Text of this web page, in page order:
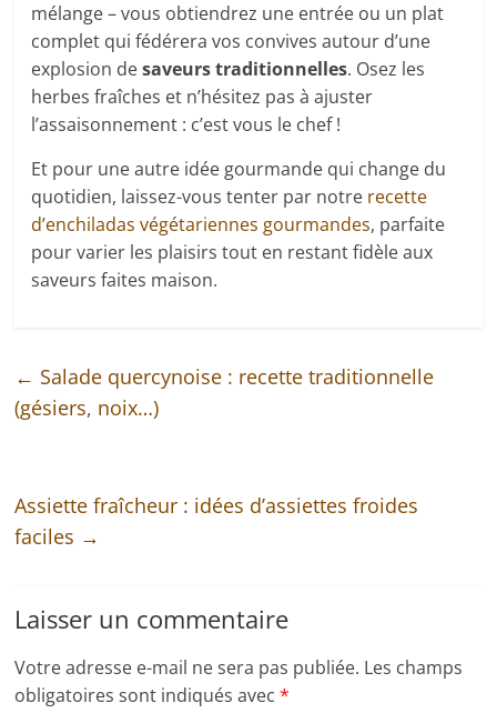
mélange – vous obtiendrez une entrée ou un plat
complet qui fédérera vos convives autour d’une
explosion desaveurs traditionnelles. Osez les
herbes fraîches et n’hésitez pas à ajuster
l’assaisonnement : c’est vous le chef !
Et pour une autre idée gourmande qui change du
quotidien, laissez-vous tenter par notre recette
d’enchiladas végétariennes gourmandes, parfaite
pour varier les plaisirs tout en restant fidèle aux
saveurs faites maison.
← Salade quercynoise : recette traditionnelle
(gésiers, noix…)
Assiette fraîcheur : idées d’assiettes froides
faciles →
Laisser un commentaire
Votre adresse e-mail ne sera pas publiée. Les champs
obligatoires sont indiqués avec*